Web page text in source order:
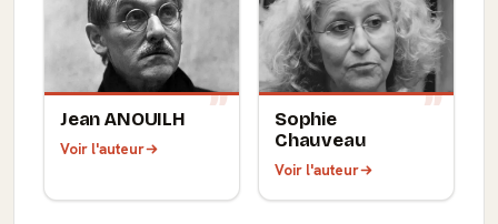
Jean ANOUILH
Voir l'auteur
Sophie
Chauveau
Voir l'auteur